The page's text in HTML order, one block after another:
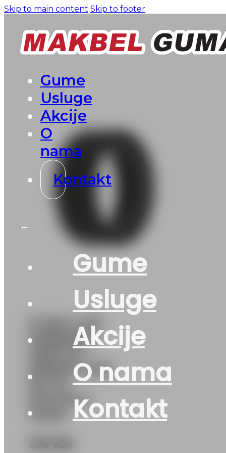
Skip to main content Skip to footer
Gume
Usluge
Akcije
O
nama
Kontakt
Gume
Usluge
Akcije
O nama
Kontakt
GUMA LJ/P
HANKOOK
PRIME4 K135
91Y XL
DOT:26 &
46/25